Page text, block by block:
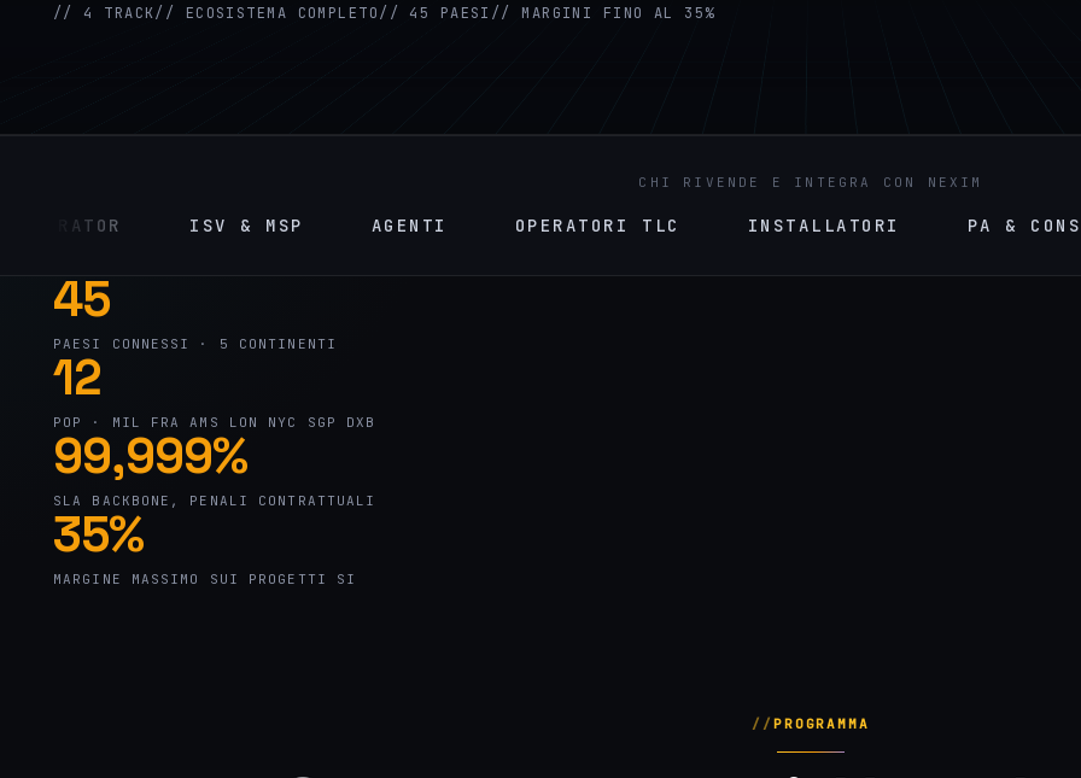
// 4 TRACK// ECOSISTEMA COMPLETO// 45 PAESI // MARGINI FINO AL 35%
CHI RIVENDE E INTEGRA CON NEXIM
ISV & MSP AGENTI OPERATORI TLC INSTALLATORI PA & CONSIP
45
PAESI CONNESSI · 5 CONTINENTI
12
POP · MIL FRA AMS LON NYC SGP DXB
99,999%
SLA BACKBONE, PENALI CONTRATTUALI
35%
MARGINE MASSIMO SUI PROGETTI SI
PROGRAMMA